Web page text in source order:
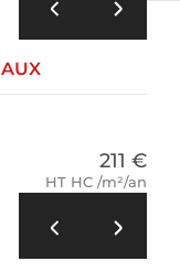
211 €
HT HC /m²/an